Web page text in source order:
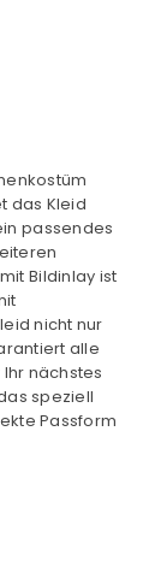
das Kleid
passendes
Bildinlay ist
nicht nur
alle
nächstes
speziell
Passform